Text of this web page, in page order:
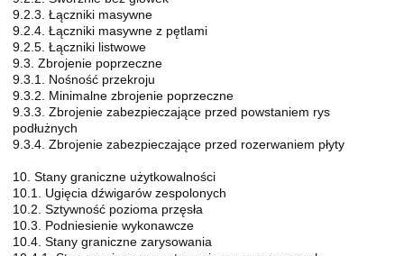
9.2.3. Łączniki masywne
9.2.4. Łączniki masywne z pętlami
9.2.5. Łączniki listwowe
9.3. Zbrojenie poprzeczne
9.3.1. Nośność przekroju
9.3.2. Minimalne zbrojenie poprzeczne
9.3.3. Zbrojenie zabezpieczające przed powstaniem rys
podłużnych
9.3.4. Zbrojenie zabezpieczające przed rozerwaniem płyty
10. Stany graniczne użytkowalności
10.1. Ugięcia dźwigarów zespolonych
10.2. Sztywność pozioma przęsła
10.3. Podniesienie wykonawcze
10.4. Stany graniczne zarysowania